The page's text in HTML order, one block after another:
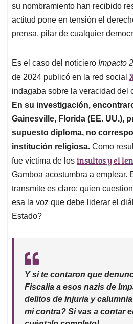
su nombramiento han recibido
actitud pone en tensión el
prensa, pilar de cualquier
Es el caso del noticiero Impacto
de 2024 publicó en la red social
indagaba sobre la veracidad del
En su investigación,
Gainesville, Florida (EE. UU.),
supuesto diploma, no
institución religiosa. Como
fue víctima de los insultos y el
Gamboa acostumbra a emplear.
transmite es claro: quien
esa la voz que debe liderar el
Estado?
Y sí te contaron que
Fiscalía a esos nazis de
delitos de injuria y
mi contra? Si vas a contar